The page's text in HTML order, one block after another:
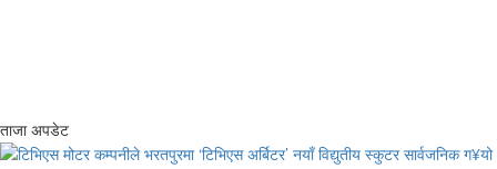
ताजा अपडेट